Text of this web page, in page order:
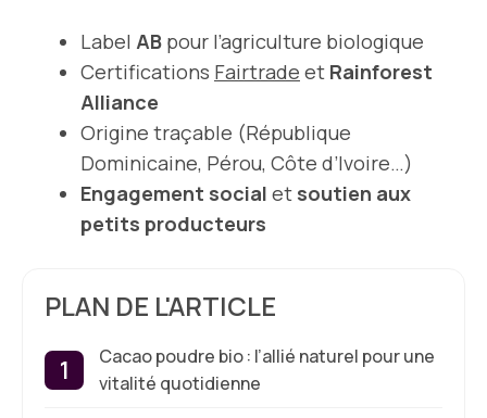
Label AB pour l’agriculture biologique
Certifications Fairtrade et Rainforest
Alliance
Origine traçable (République
Dominicaine, Pérou, Côte d’Ivoire…)
Engagement social et soutien aux
petits producteurs
PLAN DE L'ARTICLE
Cacao poudre bio : l’allié naturel pour une
vitalité quotidienne